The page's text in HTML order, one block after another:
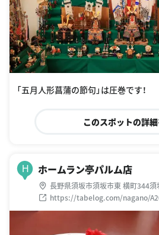
「五月人形菖蒲の節句」は圧巻です！
このスポットの詳
H ホームラン亭パルム店
長野県須坂市須坂市東 横町344
ム1階
https://tabelog.com/nagano/